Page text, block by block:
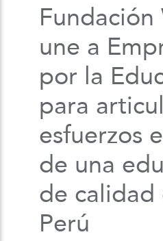
Fundación
une a
por la
para
esfuerzos
de una
de calidad
Perú